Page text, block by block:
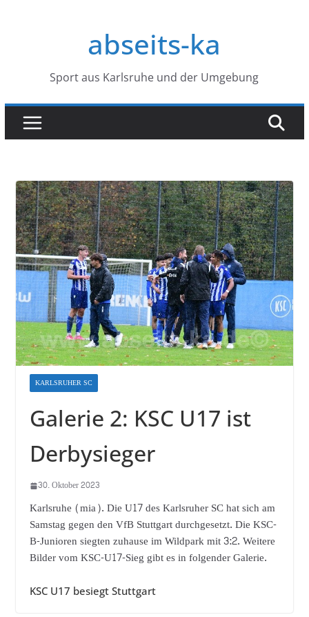
abseits-ka
Sport aus Karlsruhe und der Umgebung
KARLSRUHER SC
Galerie 2: KSC U17 ist
Derbysieger
30. Oktober 2023
Karlsruhe (mia). Die U17 des Karlsruher SC hat sich am
Samstag gegen den VfB Stuttgart durchgesetzt. Die KSC-
B-Junioren siegten zuhause im Wildpark mit 3:2. Weitere
Bilder vom KSC-U17-Sieg gibt es in folgender Galerie.
KSC U17 besiegt Stuttgart